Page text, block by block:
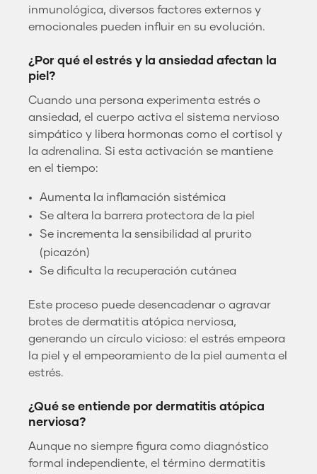
inmunológica, diversos factores externos y
emocionales pueden influir en su evolución.
¿Por qué el estrés y la ansiedad afectan la
piel?
Cuando una persona experimenta estrés o
ansiedad, el cuerpo activa el sistema nervioso
simpático y libera hormonas como el cortisol y
la adrenalina. Si esta activación se mantiene
en el tiempo:
Aumenta la inflamación sistémica
Se altera la barrera protectora de la piel
Se incrementa la sensibilidad al prurito
(picazón)
Se dificulta la recuperación cutánea
Este proceso puede desencadenar o agravar
brotes de dermatitis atópica nerviosa,
generando un círculo vicioso: el estrés empeora
la piel y el empeoramiento de la piel aumenta el
estrés.
¿Qué se entiende por dermatitis atópica
nerviosa?
Aunque no siempre figura como diagnóstico
formal independiente, el término dermatitis